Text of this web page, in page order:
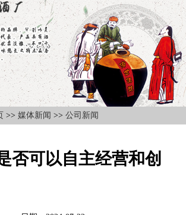
>> 媒体新闻 >> 公司新闻
否可以自主经营和创